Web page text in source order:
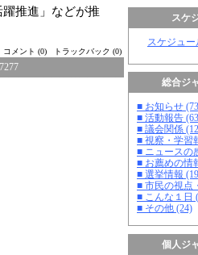
スケ
スケジュ
総合ジ
■ お知らせ
■ 活動報告
■ 議会関係
■ 視察・学習
■ ニュースの
■ お薦めの情
■ 選挙情報
■ 市民の視点
■ こんな１日
■ その他 (24)
個人ジ
推進」などが推
コメント (0) トラックバック (0)